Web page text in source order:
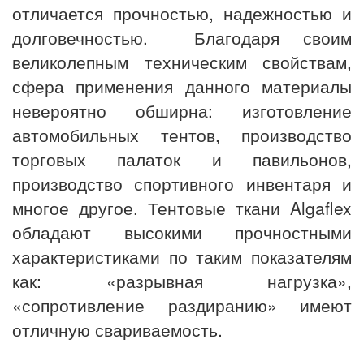
отличается прочностью, надежностью и
долговечностью. Благодаря своим
великолепным техническим свойствам,
сфера применения данного материалы
невероятно обширна: изготовление
автомобильных тентов, производство
торговых палаток и павильонов,
производство спортивного инвентаря и
многое другое. Тентовые ткани Algaflex
обладают высокими прочностными
характеристиками по таким показателям
как: «разрывная нагрузка»,
«сопротивление раздиранию» имеют
отличную свариваемость.